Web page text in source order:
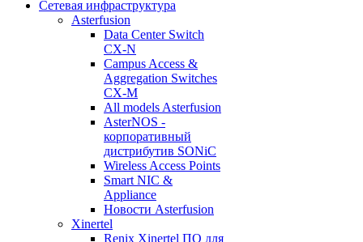
Сетевая инфраструктура
Asterfusion
Data Center Switch
CX-N
Campus Access &
Aggregation Switches
CX-M
All models Asterfusion
AsterNOS -
корпоративный
дистрибутив SONiC
Wireless Access Points
Smart NIC &
Appliance
Новости Asterfusion
Xinertel
Renix Xinertel ПО для